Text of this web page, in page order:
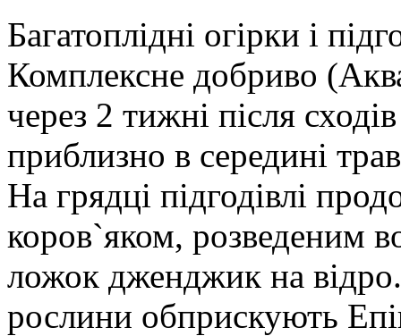
Багатоплідні огірки і
Комплексне добриво
через 2 тижні після
приблизно в середині
На грядці підгодівлі
коров`яком, розведеним
ложок дженджик на
рослини обприскують